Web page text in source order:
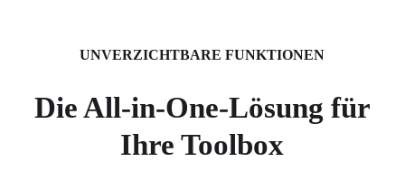
UNVERZICHTBARE FUNKTIONEN
Die All-in-One-Lösung für
Ihre Toolbox